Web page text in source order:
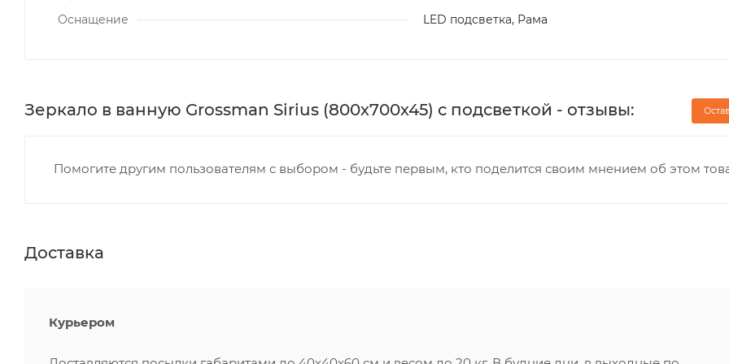
Оснащение LED подсветка, Рама
Зеркало в ванную Grossman Sirius (800х700х45) с подсветкой - отзывы:
Помогите другим пользователям с выбором - будьте первым, кто поделится своим мнением об этом
Доставка
Курьером